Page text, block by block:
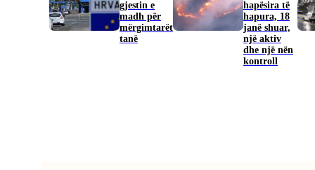
gjestin e
madh për
mërgimtarët
tanë
hapësira të
hapura, 18
janë shuar,
një aktiv
dhe një nën
kontroll